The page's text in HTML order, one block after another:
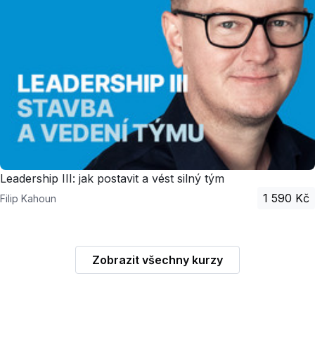
Leadership III: jak postavit a vést silný tým
Filip Kahoun 1 590 Kč
Zobrazit všechny kurzy